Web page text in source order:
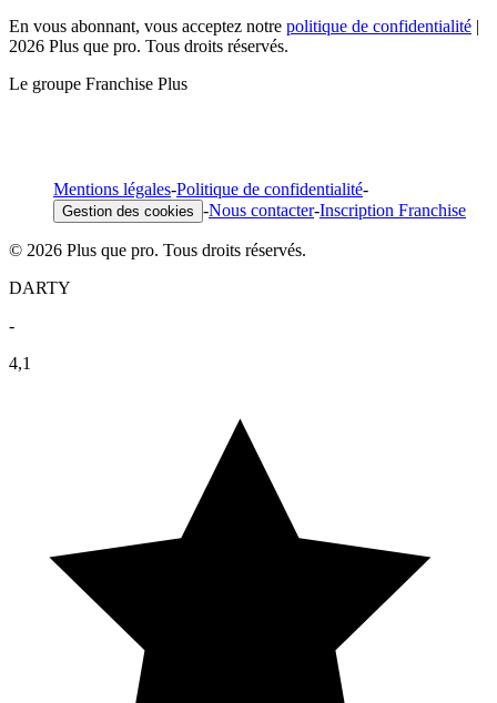
En vous abonnant, vous acceptez notre politique de confidentialité |
2026 Plus que pro. Tous droits réservés.
Le groupe Franchise Plus
Mentions légales-Politique de confidentialité-
Gestion des cookies -Nous contacter-Inscription Franchise
© 2026 Plus que pro. Tous droits réservés.
DARTY
-
4,1